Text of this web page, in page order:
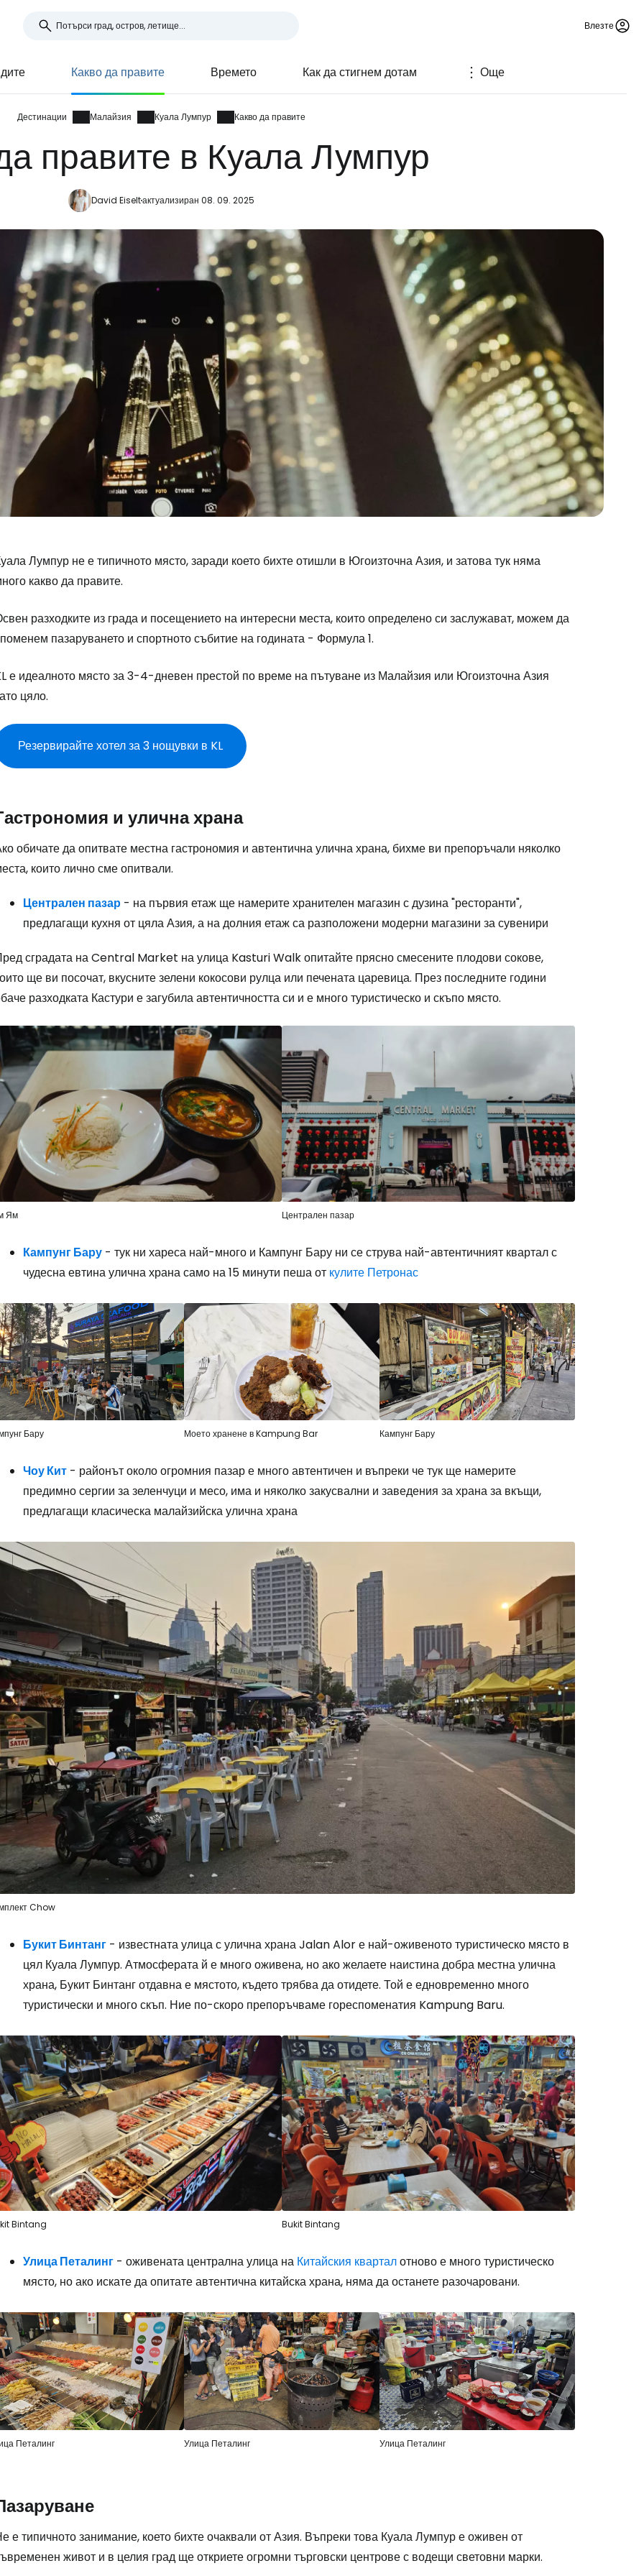
Влезте
Какво да правите Времето Как да стигнем дотам Още
Дестинации Малайзия Куала Лумпур Какво да правите
правите в Куала Лумпур
David Eiseltактуализиран 08. 09. 2025
Лумпур не е типичното място, заради което бихте отишли в Югоизточна Азия, и затова тук няма
какво да правите.
разходките из града и посещението на интересни места, които определено си заслужават, можем да
пазаруването и спортното събитие на годината - Формула 1.
е идеалното място за 3-4-дневен престой по време на пътуване из Малайзия или Югоизточна Азия
цяло.
Резервирайте хотел за 3 нощувки в KL
и улична храна
обичате да опитвате местна гастрономия и автентична улична храна, бихме ви препоръчали няколко
които лично сме опитвали.
Централен пазар - на първия етаж ще намерите хранителен магазин с дузина "ресторанти",
предлагащи кухня от цяла Азия, а на долния етаж са разположени модерни магазини за сувенири
сградата на Central Market на улица Kasturi Walk опитайте прясно смесените плодови сокове,
ще ви посочат, вкусните зелени кокосови рулца или печената царевица. През последните години
разходката Кастури е загубила автентичността си и е много туристическо и скъпо място.
Ям Централен пазар
Кампунг Бару - тук ни хареса най-много и Кампунг Бару ни се струва най-автентичният квартал с
чудесна евтина улична храна само на 15 минути пеша от кулите Петронас
Бару Моето хранене в Kampung Bar Кампунг Бару
Чоу Кит - районът около огромния пазар е много автентичен и въпреки че тук ще намерите
предимно сергии за зеленчуци и месо, има и няколко закусвални и заведения за храна за вкъщи,
предлагащи класическа малайзийска улична храна
Chow
Букит Бинтанг - известната улица с улична храна Jalan Alor е най-оживеното туристическо място в
цял Куала Лумпур. Атмосферата й е много оживена, но ако желаете наистина добра местна улична
храна, Букит Бинтанг отдавна е мястото, където трябва да отидете. Той е едновременно много
туристически и много скъп. Ние по-скоро препоръчваме гореспоменатия Kampung Baru.
Bintang Bukit Bintang
Улица Петалинг - оживената централна улица на Китайския кварталотново е много туристическо
място, но ако искате да опитате автентична китайска храна, няма да останете разочаровани.
Петалинг Улица Петалинг Улица Петалинг
е типичното занимание, което бихте очаквали от Азия. Въпреки това Куала Лумпур е оживен от
живот и в целия град ще откриете огромни търговски центрове с водещи световни марки.
Влезте в Cestee
... световната общност на туристите
Продължете с Google
Продължете с Facebook
Продължете с имейл